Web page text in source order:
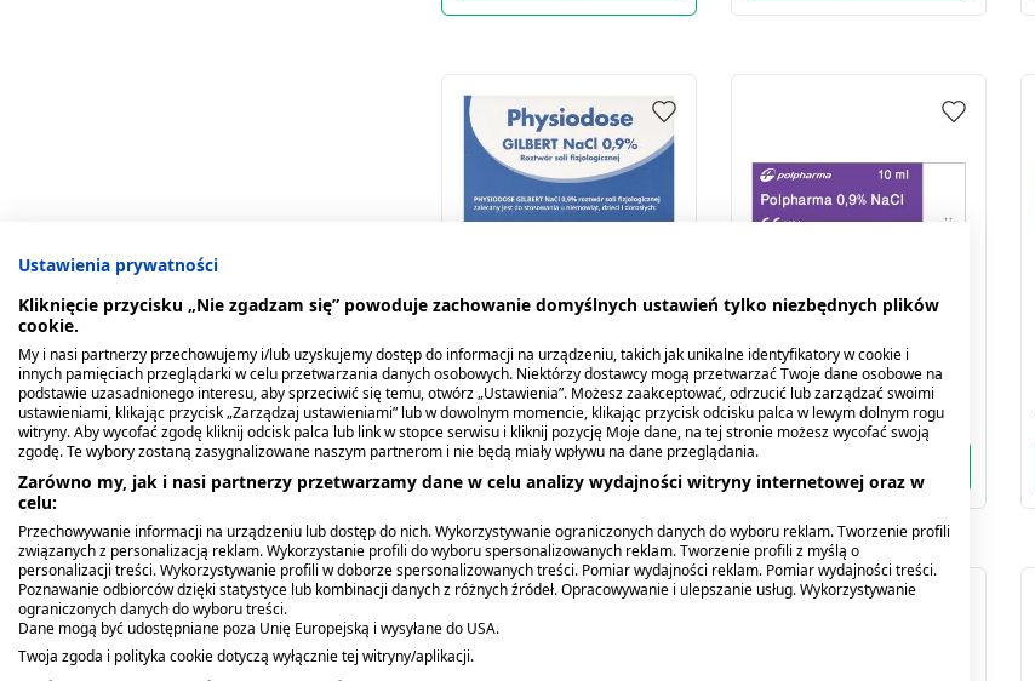
soli fizjologicznej, 100
ampułek po 5 ml
38,49 zł
NaCL,roztwor chlorku
sodu,10ml, 100 pojemn.
58,59 zł
Ustawienia prywatności
Kliknięcie przycisku „Nie zgadzam się” powoduje zachowanie domyślnych ustawień tylko niezbędnych plików
cookie.
My i nasi partnerzy przechowujemy i/lub uzyskujemy dostęp do informacji na urządzeniu, takich jak unikalne identyfikatory w cookie i
innych pamięciach przeglądarki w celu przetwarzania danych osobowych. Niektórzy dostawcy mogą przetwarzać Twoje dane osobowe na
podstawie uzasadnionego interesu, aby sprzeciwić się temu, otwórz „Ustawienia”. Możesz zaakceptować, odrzucić lub zarządzać swoimi
ustawieniami, klikając przycisk „Zarządzaj ustawieniami” lub w dowolnym momencie, klikając przycisk odcisku palca w lewym dolnym rogu
witryny. Aby wycofać zgodę kliknij odcisk palca lub link w stopce serwisu i kliknij pozycję Moje dane, na tej stronie możesz wycofać swoją
zgodę. Te wybory zostaną zasygnalizowane naszym partnerom i nie będą miały wpływu na dane przeglądania.
Zarówno my, jak i nasi partnerzy przetwarzamy dane w celu analizy wydajności witryny internetowej oraz w
celu:
Przechowywanie informacji na urządzeniu lub dostęp do nich. Wykorzystywanie ograniczonych danych do wyboru reklam. Tworzenie profili
związanych z personalizacją reklam. Wykorzystanie profili do wyboru spersonalizowanych reklam. Tworzenie profili z myślą o
personalizacji treści. Wykorzystywanie profili w doborze spersonalizowanych treści. Pomiar wydajności reklam. Pomiar wydajności treści.
Poznawanie odbiorców dzięki statystyce lub kombinacji danych z różnych źródeł. Opracowywanie i ulepszanie usług. Wykorzystywanie
ograniczonych danych do wyboru treści.
Dane mogą być udostępniane poza Unię Europejską i wysyłane do USA.
Twoja zgoda i polityka cookie dotyczą wyłącznie tej witryny/aplikacji.